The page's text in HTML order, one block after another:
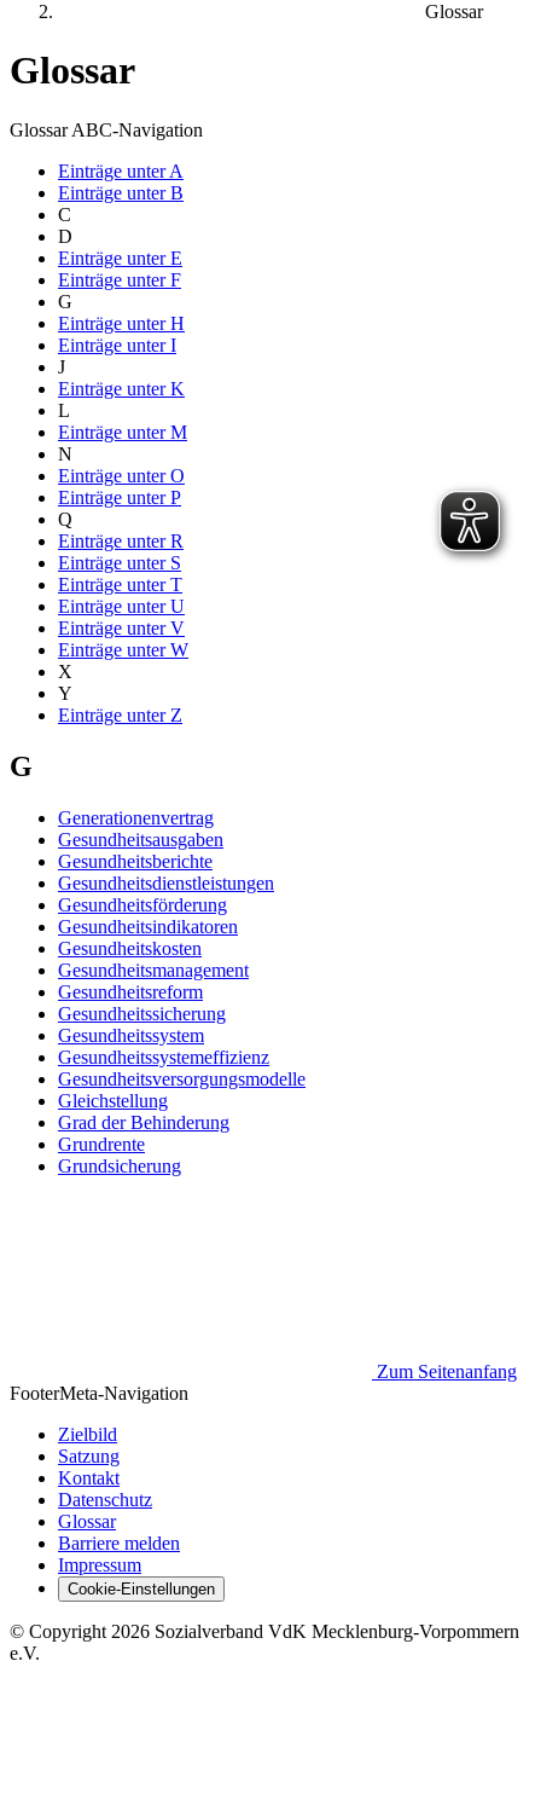
Glossar
Glossar
Glossar ABC-Navigation
Einträge unterA
Einträge unterB
C
D
Einträge unterE
Einträge unterF
G
Einträge unterH
Einträge unterI
J
Einträge unterK
L
Einträge unterM
N
Einträge unterO
Einträge unterP
Q
Einträge unterR
Einträge unterS
Einträge unterT
Einträge unterU
Einträge unterV
Einträge unterW
X
Y
Einträge unterZ
G
Generationenvertrag
Gesundheitsausgaben
Gesundheitsberichte
Gesundheitsdienstleistungen
Gesundheitsförderung
Gesundheitsindikatoren
Gesundheitskosten
Gesundheitsmanagement
Gesundheitsreform
Gesundheitssicherung
Gesundheitssystem
Gesundheitssystemeffizienz
Gesundheitsversorgungsmodelle
Gleichstellung
Grad der Behinderung
Grundrente
Grundsicherung
Zum Seitenanfang
FooterMeta-Navigation
Zielbild
Satzung
Kontakt
Datenschutz
Glossar
Barriere melden
Impressum
Cookie-Einstellungen
© Copyright 2026 Sozialverband VdK Mecklenburg-Vorpommern
e.V.